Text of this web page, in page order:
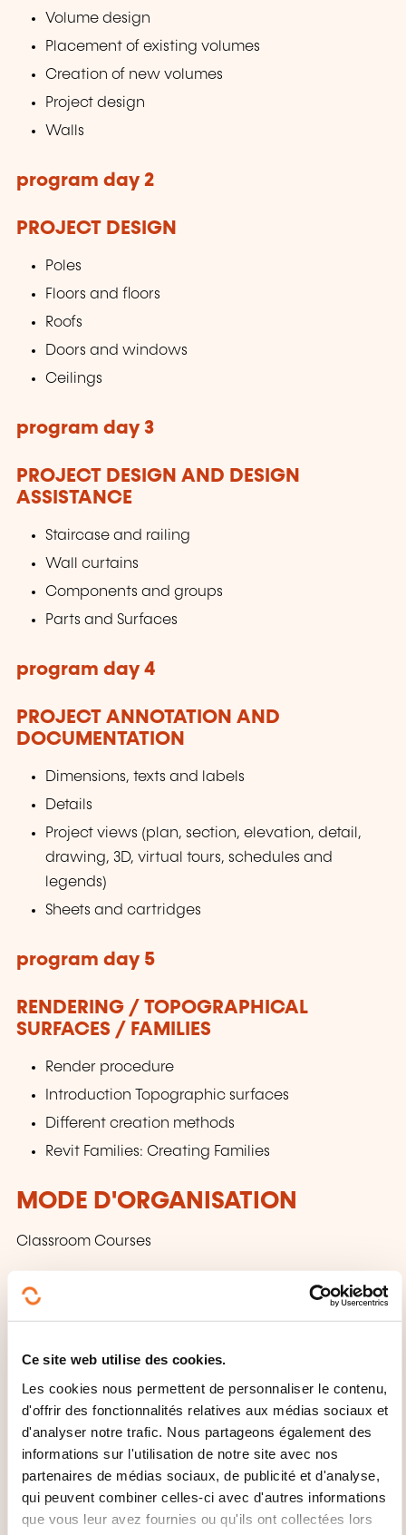
Ce site web utilise des cookies.
Les cookies nous permettent de personnaliser le contenu,
d'offrir des fonctionnalités relatives aux médias sociaux et
d'analyser notre trafic. Nous partageons également des
informations sur l'utilisation de notre site avec nos
partenaires de médias sociaux, de publicité et d'analyse,
qui peuvent combiner celles-ci avec d'autres informations
que vous leur avez fournies ou qu'ils ont collectées lors
Volume design
Placement of existing volumes
Creation of new volumes
Project design
Walls
program day 2
PROJECT DESIGN
Poles
Floors and floors
Roofs
Doors and windows
Ceilings
program day 3
PROJECT DESIGN AND DESIGN
ASSISTANCE
Staircase and railing
Wall curtains
Components and groups
Parts and Surfaces
program day 4
PROJECT ANNOTATION AND
DOCUMENTATION
Dimensions, texts and labels
Details
Project views (plan, section, elevation, detail,
drawing, 3D, virtual tours, schedules and
legends)
Sheets and cartridges
program day 5
RENDERING / TOPOGRAPHICAL
SURFACES / FAMILIES
Render procedure
Introduction Topographic surfaces
Different creation methods
Revit Families: Creating Families
MODE D'ORGANISATION
Classroom Courses
Comment contacter
l’organisme de formation
?
Service Formation